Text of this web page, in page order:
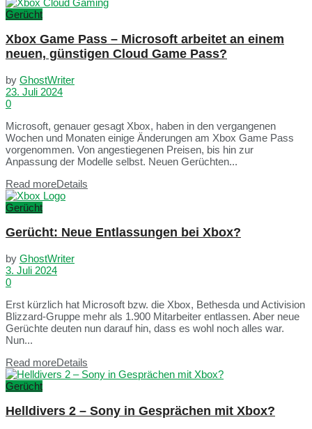
Gerücht
Xbox Game Pass – Microsoft arbeitet an einem
neuen, günstigen Cloud Game Pass?
by GhostWriter
23. Juli 2024
0
Microsoft, genauer gesagt Xbox, haben in den vergangenen
Wochen und Monaten einige Änderungen am Xbox Game Pass
vorgenommen. Von angestiegenen Preisen, bis hin zur
Anpassung der Modelle selbst. Neuen Gerüchten...
Read moreDetails
Gerücht
Gerücht: Neue Entlassungen bei Xbox?
by GhostWriter
3. Juli 2024
0
Erst kürzlich hat Microsoft bzw. die Xbox, Bethesda und Activision
Blizzard-Gruppe mehr als 1.900 Mitarbeiter entlassen. Aber neue
Gerüchte deuten nun darauf hin, dass es wohl noch alles war.
Nun...
Read moreDetails
Gerücht
Helldivers 2 – Sony in Gesprächen mit Xbox?